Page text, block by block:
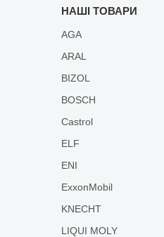
НАШІ ТОВАРИ
AGA
ARAL
BIZOL
BOSCH
Castrol
ELF
ENI
ExxonMobil
KNECHT
LIQUI MOLY